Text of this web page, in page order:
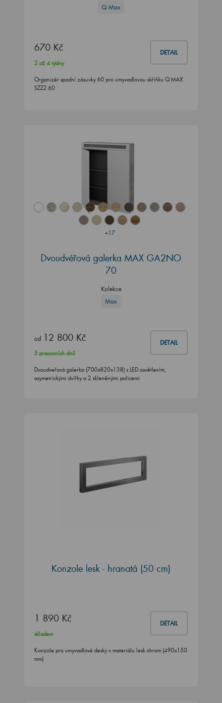
Q Max
670 Kč DETAIL
2 až 4 týdny
Organizér spodní zásuvky 60 pro umyvadlovou skříňku Q MAX
SZZ2 60
+17
Dvoudvéřová galerka MAX GA2NO
70
Kolekce
Max
od 12 800 Kč DETAIL
5 pracovních dnů
Dvoudveřová galerka (700x820x138) s LED osvětlením,
asymetrickými dvířky a 2 skleněnými policemi
Konzole lesk - hranatá (50 cm)
1 890 Kč DETAIL
skladem
Konzole pro umyvadlové desky v materiálu lesk chrom (490x150
mm)